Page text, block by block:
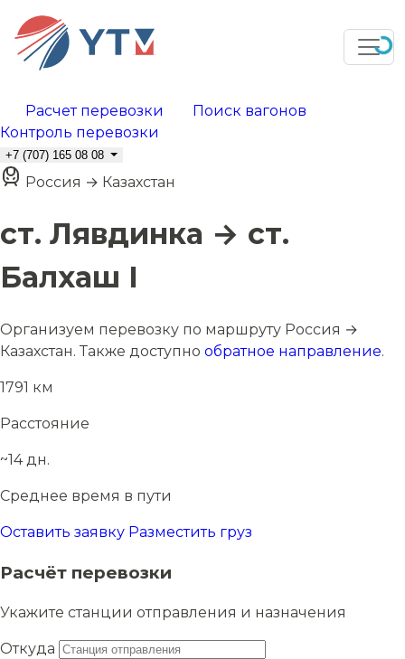
Расчет перевозки
Поиск вагонов
Контроль перевозки
+7 (707) 165 08 08
Россия → Казахстан
ст. Лявдинка → ст.
Балхаш I
Организуем перевозку по маршруту Россия →
Казахстан. Также доступно обратное направление.
1791 км
Расстояние
~14 дн.
Среднее время в пути
Оставить заявку Разместить груз
Расчёт перевозки
Укажите станции отправления и назначения
Откуда